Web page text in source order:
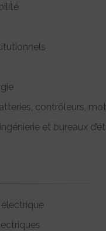
contrôleurs,
et bureaux